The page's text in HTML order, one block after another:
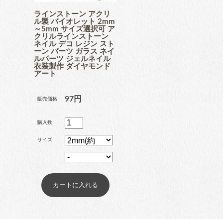
パールラインストーン
ブリオン
納期4週間前後
pearl
ラインストーン アクリ
ル製 バイオレット 2mm
～5mm サイズ選択可 ア
クリルラインストーン
ネイル デコ レジン スト
ーン パーツ ガラス ネイ
ルパーツ ジェルネイル
衣装製作 ダイヤモンド
アート
販売価格 97円
購入数
サイズ
-